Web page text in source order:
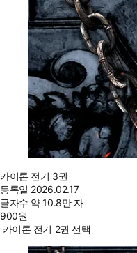
카이론 전기 3권
등록일 2026.02.17
글자수 약 10.8만 자
900원
카이론 전기 2권 선택